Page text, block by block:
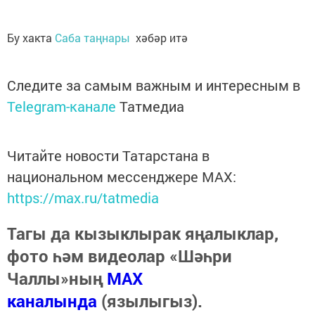
Бу хакта Саба таңнары хәбәр итә
Следите за самым важным и интересным в
Telegram-канале Татмедиа
Читайте новости Татарстана в
национальном мессенджере MАХ:
https://max.ru/tatmedia
Тагы да кызыклырак яңалыклар,
фото һәм видеолар «Шәһри
Чаллы»ныңMAX
каналында (язылыгыз).